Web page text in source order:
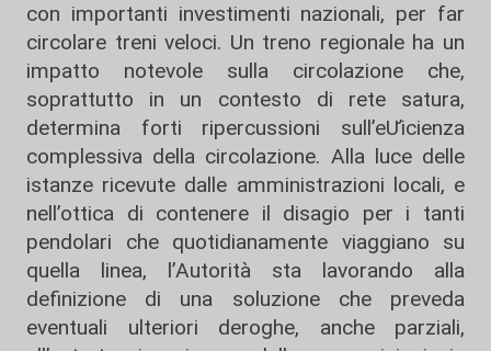
con importanti investimenti nazionali, per far
circolare treni veloci. Un treno regionale ha un
impatto notevole sulla circolazione che,
soprattutto in un contesto di rete satura,
determina forti ripercussioni sull’eƯicienza
complessiva della circolazione. Alla luce delle
istanze ricevute dalle amministrazioni locali, e
nell’ottica di contenere il disagio per i tanti
pendolari che quotidianamente viaggiano su
quella linea, l’Autorità sta lavorando alla
definizione di una soluzione che preveda
eventuali ulteriori deroghe, anche parziali,